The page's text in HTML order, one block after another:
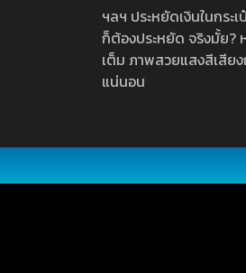
ฯลฯ ประหยัดเงินในกระ
ก็ต้องประหยัด จริงมั้ย
เต็ม ภาพสวยแสงสีเสีย
แน่นอน